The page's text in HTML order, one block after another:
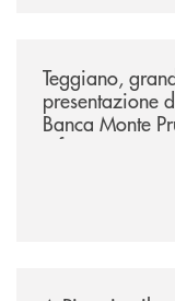
Teggiano,
presentazione
Banca Monte
e futuro